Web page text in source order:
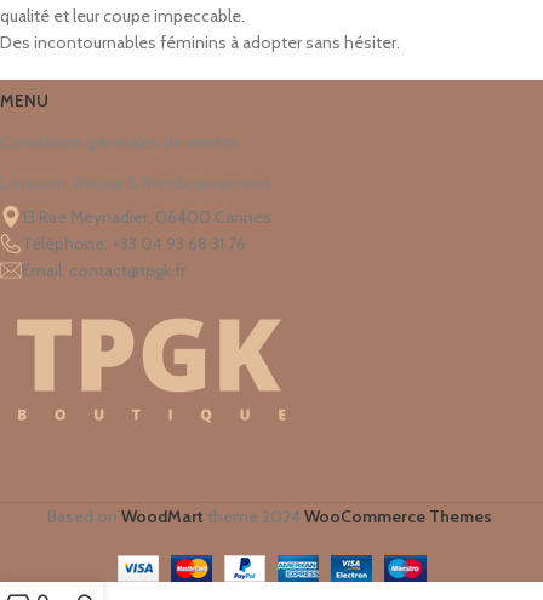
qualité et leur coupe impeccable.
Des incontournables féminins à adopter sans hésiter.
MENU
Conditions générales de ventes
Livraison, Retour & Remboursement
13 Rue Meynadier, 06400 Cannes
Téléphone: +33 04 93 68 31 76
Email: contact@tpgk.fr
Based on WoodMart theme 2024 WooCommerce Themes.